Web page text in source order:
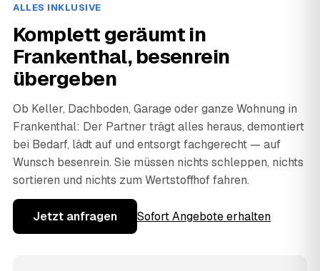
ALLES INKLUSIVE
Komplett geräumt in
Frankenthal, besenrein
übergeben
Ob Keller, Dachboden, Garage oder ganze Wohnung in
Frankenthal: Der Partner trägt alles heraus, demontiert
bei Bedarf, lädt auf und entsorgt fachgerecht — auf
Wunsch besenrein. Sie müssen nichts schleppen, nichts
sortieren und nichts zum Wertstoffhof fahren.
Jetzt anfragen Sofort Angebote erhalten